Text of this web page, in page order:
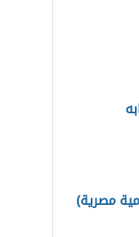
مصرية)